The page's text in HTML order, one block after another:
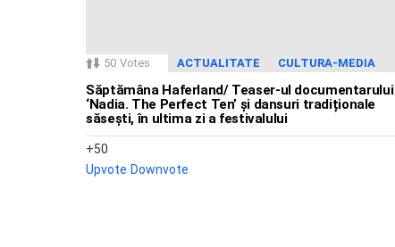
50 Votes ACTUALITATE CULTURA-MEDIA
Săptămâna Haferland/ Teaser-ul documentarului
‘Nadia. The Perfect Ten’ și dansuri tradiționale
săsești, în ultima zi a festivalului
50
Upvote Downvote